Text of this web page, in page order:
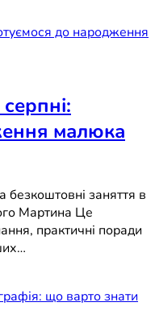
малюка
безкоштовні заняття в
Мартина Це
практичні поради